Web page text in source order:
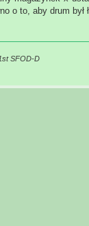
o to, aby drum był
SFOD-D